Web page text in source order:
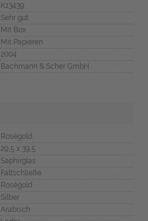
K13439
Sehr gut
Mit Box
Mit Papieren
2004
Bachmann & Scher GmbH
Roségold
29,5 x 39,5
Saphirglas
Faltschließe
Roségold
Silber
Arabisch